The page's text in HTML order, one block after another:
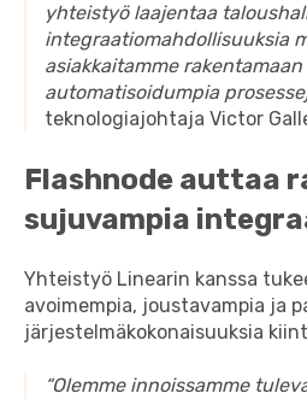
yhteistyö laajentaa
integraatiomahdollisuuksia
asiakkaitamme
automatisoidumpia
teknologiajohtaja Victor
Flashnode auttaa
sujuvampia
Yhteistyö Linearin kanssa
avoimempia, joustavampia ja
järjestelmäkokonaisuuksia
“Olemme innoissamme